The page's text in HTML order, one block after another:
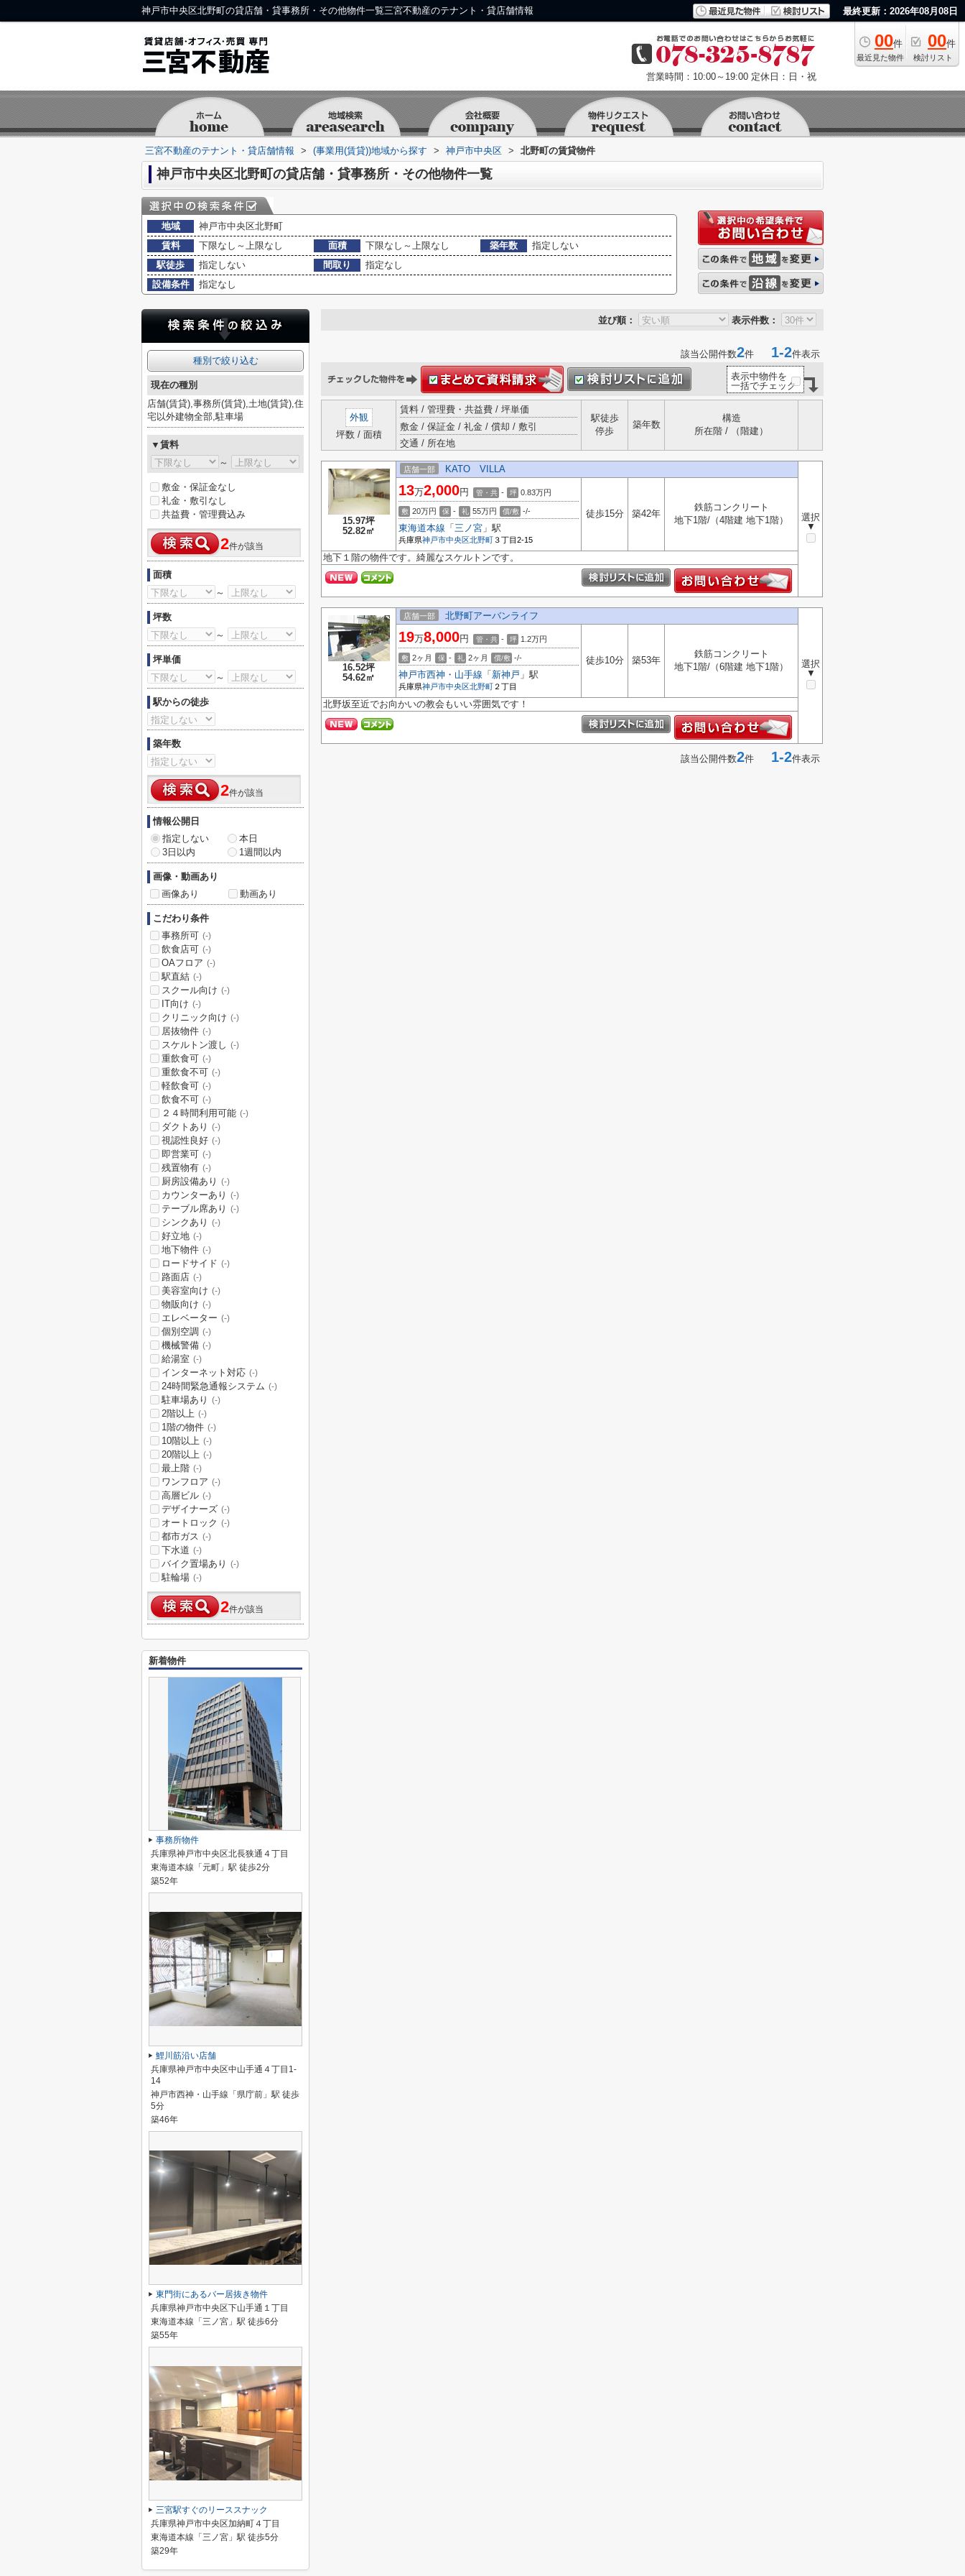
神戸市中央区北野町の貸店舗・貸事務所・その他物件一覧三宮不動産のテナント・貸店舗情報 最終更新：2026年08月08日
00件
最近見た物件
00件
検討リスト
営業時間：10:00～19:00 定休日：日・祝
三宮不動産のテナント・貸店舗情報 > (事業用(賃貸))地域から探す > 神戸市中央区 > 北野町の賃貸物件
神戸市中央区北野町の貸店舗・貸事務所・その他物件一覧
地域
神戸市中央区北野町
賃料
下限なし～上限なし 面積 下限なし～上限なし 築年数
指定しない
駅徒歩
指定しない 間取り
指定なし
設備条件
指定なし
並び順： 表示件数：
該当公開件数2件 1-2件表示
表示中物件を
一括でチェック
外観
坪数 / 面積
賃料 / 管理費・共益費 / 坪単価
敷金 / 保証金 / 礼金 / 償却 / 敷引
交通 / 所在地
駅徒歩
停歩
築年数
構造
所在階 / （階建）
15.97坪
52.82㎡
店舗一部 KATO VILLA
選択
▼
13万2,000円 管・共 - 坪 0.83万円
敷 20万円 保 - 礼 55万円 償/敷 -/-
東海道本線 「 三ノ宮 」駅
兵庫県神戸市中央区北野町３丁目2-15
徒歩15分 築42年
鉄筋コンクリート
地下1階/（4階建 地下1階）
地下１階の物件です。綺麗なスケルトンです。
16.52坪
54.62㎡
店舗一部 北野町アーバンライフ
選択
▼
19万8,000円 管・共 - 坪 1.2万円
敷 2ヶ月 保 - 礼 2ヶ月 償/敷 -/-
神戸市西神・山手線 「 新神戸 」駅
兵庫県神戸市中央区北野町 ２丁目
徒歩10分 築53年
鉄筋コンクリート
地下1階/（6階建 地下1階）
北野坂至近でお向かいの教会もいい雰囲気です！
該当公開件数2件 1-2件表示
種別で絞り込む
現在の種別
店舗(賃貸),事務所(賃貸),土地(賃貸),住
宅以外建物全部,駐車場
▼賃料
～
敷金・保証金なし
礼金・敷引なし
共益費・管理費込み
2件が該当
面積
～
坪数
～
坪単価
～
駅からの徒歩
築年数
2件が該当
情報公開日
指定しない
本日
3日以内
1週間以内
画像・動画あり
画像あり
動画あり
こだわり条件
事務所可 (-)
飲食店可 (-)
OAフロア (-)
駅直結 (-)
スクール向け (-)
IT向け (-)
クリニック向け (-)
居抜物件 (-)
スケルトン渡し (-)
重飲食可 (-)
重飲食不可 (-)
軽飲食可 (-)
飲食不可 (-)
２４時間利用可能 (-)
ダクトあり (-)
視認性良好 (-)
即営業可 (-)
残置物有 (-)
厨房設備あり (-)
カウンターあり (-)
テーブル席あり (-)
シンクあり (-)
好立地 (-)
地下物件 (-)
ロードサイド (-)
路面店 (-)
美容室向け (-)
物販向け (-)
エレベーター (-)
個別空調 (-)
機械警備 (-)
給湯室 (-)
インターネット対応 (-)
24時間緊急通報システム (-)
駐車場あり (-)
2階以上 (-)
1階の物件 (-)
10階以上 (-)
20階以上 (-)
最上階 (-)
ワンフロア (-)
高層ビル (-)
デザイナーズ (-)
オートロック (-)
都市ガス (-)
下水道 (-)
バイク置場あり (-)
駐輪場 (-)
2件が該当
新着物件
事務所物件
兵庫県神戸市中央区北長狭通４丁目
東海道本線「元町」駅 徒歩2分
築52年
鯉川筋沿い店舗
兵庫県神戸市中央区中山手通４丁目1-
14
神戸市西神・山手線「県庁前」駅 徒歩
5分
築46年
東門街にあるバー居抜き物件
兵庫県神戸市中央区下山手通１丁目
東海道本線「三ノ宮」駅 徒歩6分
築55年
三宮駅すぐのリーススナック
兵庫県神戸市中央区加納町４丁目
東海道本線「三ノ宮」駅 徒歩5分
築29年